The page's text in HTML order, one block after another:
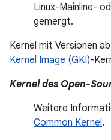
Linux-Mainline-
gemergt.
Kernel mit Versionen
Kernel Image (GKI)-
Kernel des Open-
Weitere
Common Kernel.